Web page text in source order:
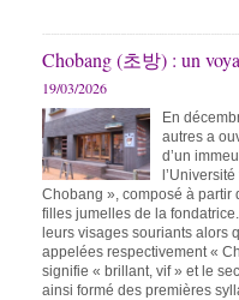
Chobang (초방) : un
19/03/2026
En
autres a
d’un
Chobang », composé à partir
filles jumelles de la
leurs visages souriants alors
appelées respectivement «
signifie « brillant, vif » et le
ainsi formé des premières